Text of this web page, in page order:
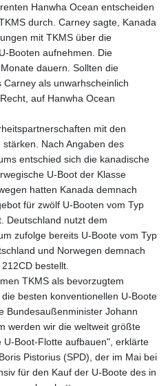
Hanwha Ocean entscheiden
durch. Carney sagte, Kanada
mit TKMS über die
Booten aufnehmen. Die
dauern. Sollten die
als unwarhscheinlich
auf Hanwha Ocean
mit den
Nach Angaben des
entschied sich die kanadische
U-Boot der Klasse
hatten Kanada demnach
für zwölf U-Booten vom Typ
Deutschland nutzt dem
zufolge bereits U-Boote vom Typ
und Norwegen demnach
bestellt.
TKMS als bevorzugtem
besten konventionellen U-Boote
Bundesaußenminister Johann
werden wir die weltweit größte
Boot-Flotte aufbauen", erklärte
Pistorius (SPD), der im Mai bei
für den Kauf der U-Boote des in